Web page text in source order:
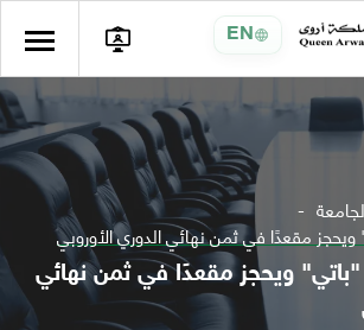
EN
مقعدًا في ثمن نهائي الدوري الأوروبي
"باتي" ويحجز مقعدًا في ثمن نهائي